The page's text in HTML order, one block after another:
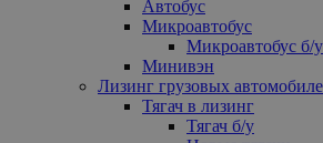
Автобус
Микроавтобус
Микроавтобус б/
Минивэн
Лизинг грузовых
Тягач в лизинг
Тягач б/у